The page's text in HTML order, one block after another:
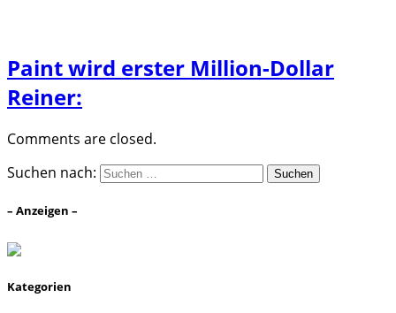
Paint wird erster Million-Dollar
Reiner:
Comments are closed.
Suchen nach:
– Anzeigen –
Kategorien